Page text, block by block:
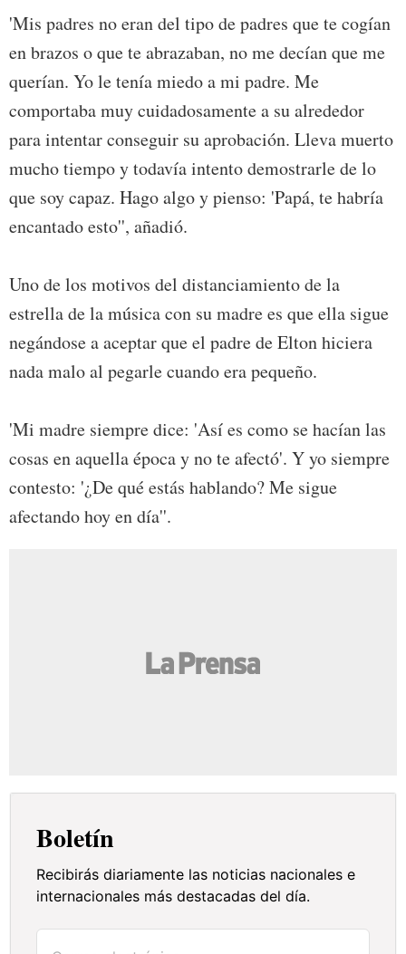
'Mis padres no eran del tipo de padres que te cogían
en brazos o que te abrazaban, no me decían que me
querían. Yo le tenía miedo a mi padre. Me
comportaba muy cuidadosamente a su alrededor
para intentar conseguir su aprobación. Lleva muerto
mucho tiempo y todavía intento demostrarle de lo
que soy capaz. Hago algo y pienso: 'Papá, te habría
encantado esto'', añadió.
Uno de los motivos del distanciamiento de la
estrella de la música con su madre es que ella sigue
negándose a aceptar que el padre de Elton hiciera
nada malo al pegarle cuando era pequeño.
'Mi madre siempre dice: 'Así es como se hacían las
cosas en aquella época y no te afectó'. Y yo siempre
contesto: '¿De qué estás hablando? Me sigue
afectando hoy en día''.
Boletín
Recibirás diariamente las noticias nacionales e
internacionales más destacadas del día.